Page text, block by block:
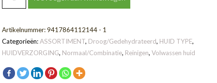
REINIGINGSMELK
Artikelnummer:9417864112144 - 1
Categorieën:ASSORTIMENT, Droog/Gedehydrateerd, HUID TYPE,
HUIDVERZORGING, Normaal/Combinatie, Reinigen,Volwassen huid